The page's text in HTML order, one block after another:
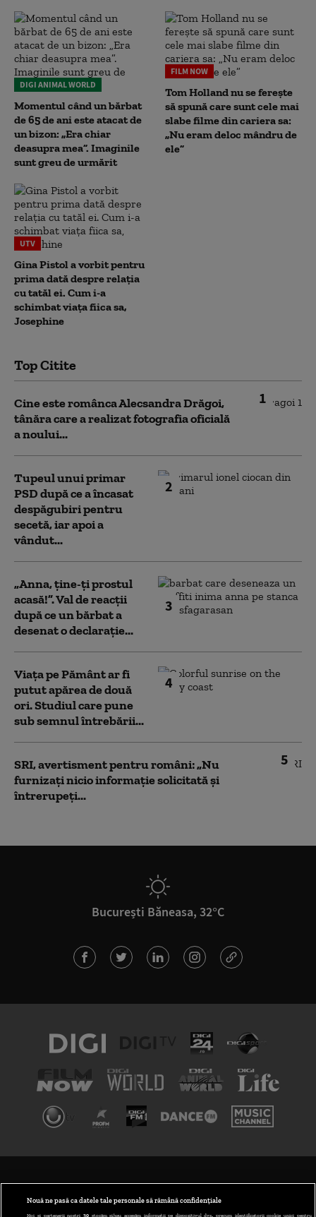
DIGI ANIMAL WORLD
Momentul când un bărbat
de 65 de ani este atacat de
un bizon: „Era chiar
deasupra mea”. Imaginile
sunt greu de urmărit
FILM NOW
Tom Holland nu se ferește
să spună care sunt cele mai
slabe filme din cariera sa:
„Nu eram deloc mândru de
ele”
UTV
Gina Pistol a vorbit pentru
prima dată despre relația
cu tatăl ei. Cum i-a
schimbat viața fiica sa,
Josephine
Top Citite
1
Cine este românca Alecsandra Drăgoi,
tânăra care a realizat fotografia oficială
a noului...
2
Tupeul unui primar
PSD după ce a încasat
despăgubiri pentru
secetă, iar apoi a
vândut...
3
„Anna, ţine-ţi prostul
acasă!”. Val de reacții
după ce un bărbat a
desenat o declarație...
4
Viața pe Pământ ar fi
putut apărea de două
ori. Studiul care pune
sub semnul întrebării...
5
SRI, avertisment pentru români: „Nu
furnizați nicio informație solicitată și
întrerupeți...
București Băneasa, 32°C
Nouă ne pasă ca datele tale personale să rămână confidențiale
Noi și partenerii noștri 30stocăm și/sau accesăm informații pe dispozitivul dvs., precum identificatorii cookie unici pentru